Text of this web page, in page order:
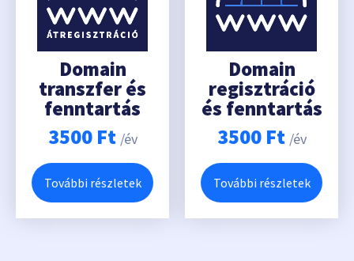
Domain
transzfer és
fenntartás
3500 Ft /év
További részletek
Domain
regisztráció
és fenntartás
3500 Ft /év
További részletek